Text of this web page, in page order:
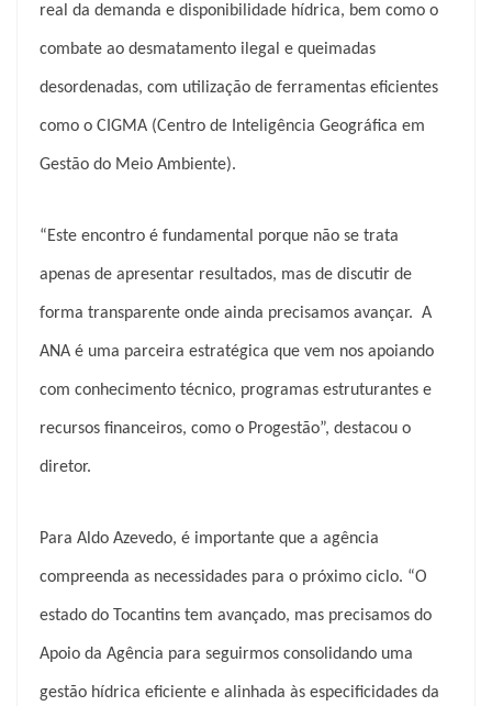
real da demanda e disponibilidade hídrica, bem como o
combate ao desmatamento ilegal e queimadas
desordenadas, com utilização de ferramentas eficientes
como o CIGMA (Centro de Inteligência Geográfica em
Gestão do Meio Ambiente).
“Este encontro é fundamental porque não se trata
apenas de apresentar resultados, mas de discutir de
forma transparente onde ainda precisamos avançar. A
ANA é uma parceira estratégica que vem nos apoiando
com conhecimento técnico, programas estruturantes e
recursos financeiros, como o Progestão”, destacou o
diretor.
Para Aldo Azevedo, é importante que a agência
compreenda as necessidades para o próximo ciclo. “O
estado do Tocantins tem avançado, mas precisamos do
Apoio da Agência para seguirmos consolidando uma
gestão hídrica eficiente e alinhada às especificidades da